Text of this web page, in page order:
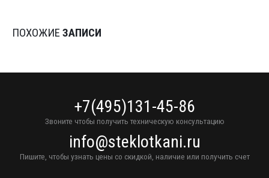
ПОХОЖИЕ ЗАПИСИ
+7(495)131-45-86
Звоните чтобы получить техническую консультацию
info@steklotkani.ru
Пишите, чтобы узнать цены со скидкой, наличие или получить счет